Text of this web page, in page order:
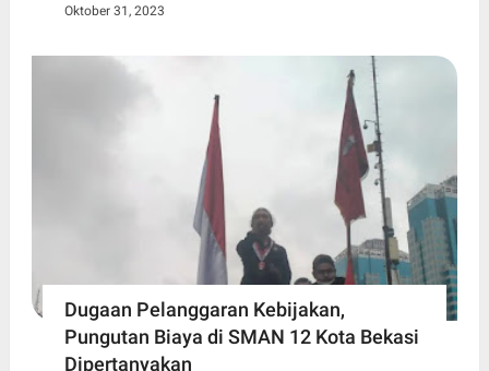
Oktober 31, 2023
Dugaan Pelanggaran Kebijakan,
Pungutan Biaya di SMAN 12 Kota Bekasi
Dipertanyakan